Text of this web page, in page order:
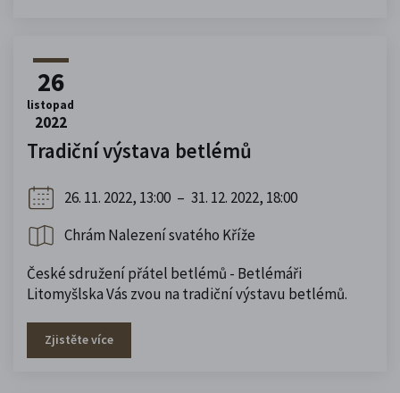
26
listopad
2022
Tradiční výstava betlémů
26. 11. 2022, 13:00 – 31. 12. 2022, 18:00
Chrám Nalezení svatého Kříže
České sdružení přátel betlémů - Betlémáři
Litomyšlska Vás zvou na tradiční výstavu betlémů.
Zjistěte více